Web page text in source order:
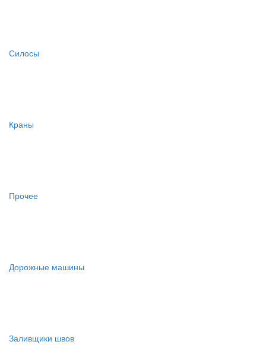
Силосы
Краны
Прочее
Дорожные машины
Заливщики швов